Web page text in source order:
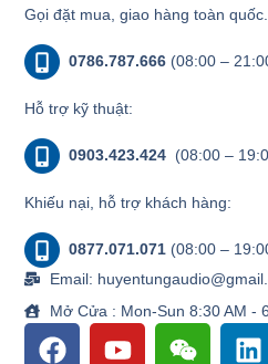
Gọi đặt mua, giao hàng toàn quốc.
0786.787.666 (08:00 –
Hỗ trợ kỹ thuật:
0903.423.424 (08:00 –
Khiếu nại, hỗ trợ khách hàng:
0877.071.071 (08:00 –
Email:
Mở Cửa : Mon-Sun 8:30 AM -